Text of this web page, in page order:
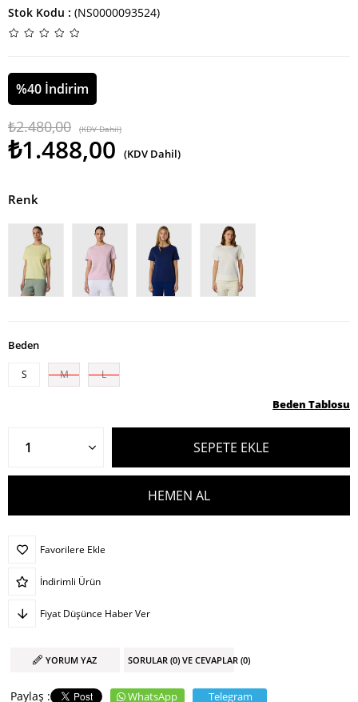
Stok Kodu (NS0000093524)
%40 İndirim
₺2.480,00 (KDV Dahil)
₺1.488,00 (KDV Dahil)
Renk
Beden
S M L
Beden Tablosu
Favorilere Ekle
İndirimli Ürün
Fiyat Düşünce Haber Ver
YORUM YAZ SORULAR (0) VE CEVAPLAR (0)
WhatsApp Telegram